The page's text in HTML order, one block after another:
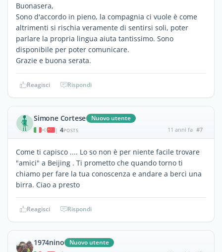
Buonasera,
Sono d'accordo in pieno, la compagnia ci vuole è come
altrimenti si rischia veramente di sentirsi soli, poter
parlare la propria lingua aiuta tantissimo. Sono
disponibile per poter comunicare.
Grazie e buona serata.
Reagisci Rispondi
Simone Cortese Nuovo utente
| 4POSTS 11 anni fa #7
Come ti capisco .... Lo so non è per niente facile trovare
"amici" a Beijing . Ti prometto che quando torno ti
chiamo per fare la tua conoscenza e andare a berci una
birra. Ciao a presto
Reagisci Rispondi
1974nino Nuovo utente